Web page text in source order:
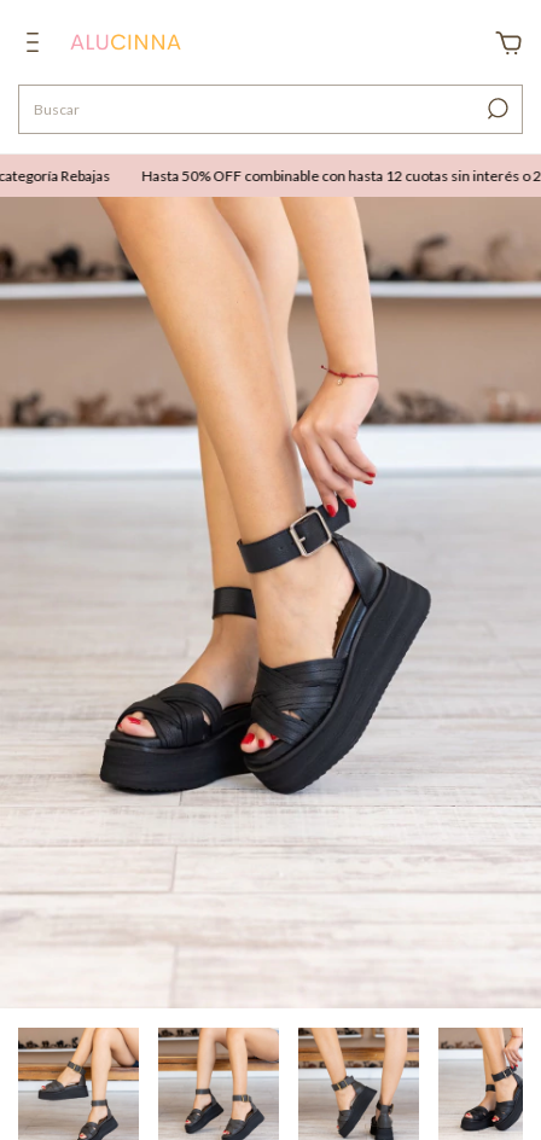
Rebajas Hasta 50% OFF combinable con hasta 12 cuotas sin interés o